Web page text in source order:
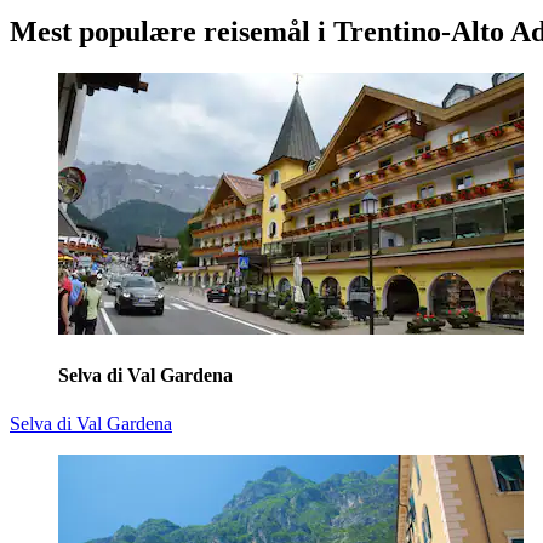
Mest populære reisemål i Trentino-Alto
Selva di Val Gardena
Selva di Val Gardena